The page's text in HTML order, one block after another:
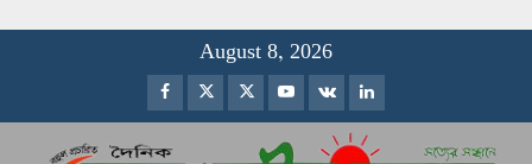
August 8, 2026
Facebook
TwitterInstagram
Youtube
VK LinkedIn